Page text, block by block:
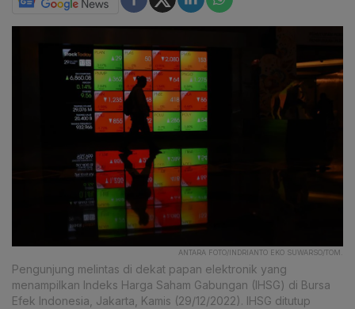
ANTARA FOTO/INDRIANTO EKO SUWARSO/TOM.
Pengunjung melintas di dekat papan elektronik yang
menampilkan Indeks Harga Saham Gabungan (IHSG) di Bursa
Efek Indonesia, Jakarta, Kamis (29/12/2022). IHSG ditutup